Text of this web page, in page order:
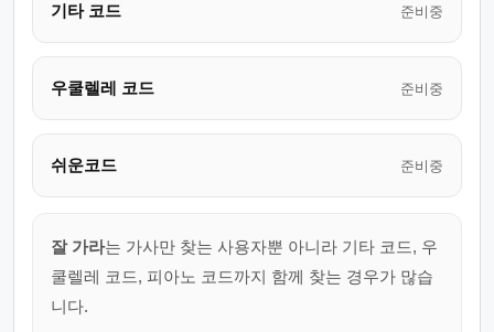
기타 코드 준비중
우쿨렐레 코드 준비중
쉬운코드 준비중
잘 가라는 가사만 찾는 사용자뿐 아니라 기타 코드, 우
쿨렐레 코드, 피아노 코드까지 함께 찾는 경우가 많습
니다.